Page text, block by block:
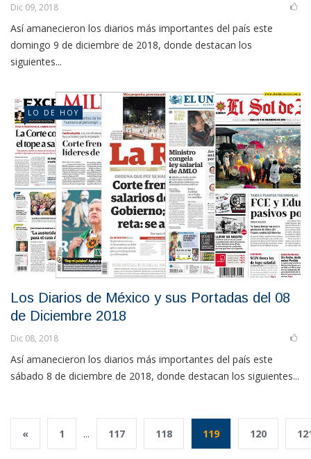
Dic 09, 2018
Así amanecieron los diarios más importantes del país este
domingo 9 de diciembre de 2018, donde destacan los
siguientes...
LO DE HOY
Los Diarios de México y sus Portadas del 08
de Diciembre 2018
Dic 08, 2018
Así amanecieron los diarios más importantes del país este
sábado 8 de diciembre de 2018, donde destacan los siguientes...
« 1 ... 117 118 119 120